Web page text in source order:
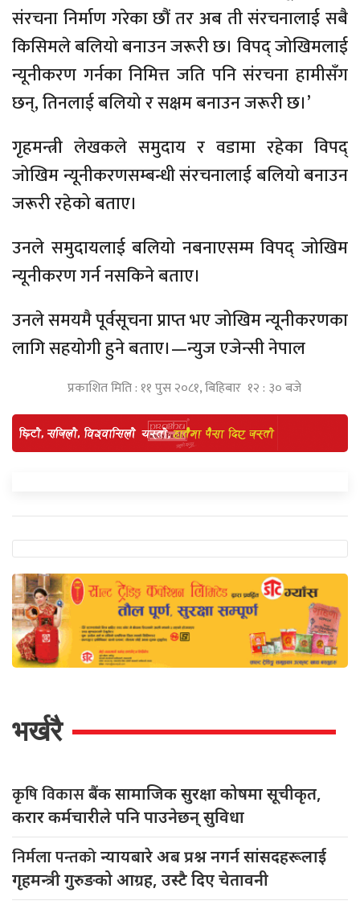
संरचना निर्माण गरेका छौं तर अब ती संरचनालाई सबै
किसिमले बलियो बनाउन जरूरी छ। विपद् जोखिमलाई
न्यूनीकरण गर्नका निमित्त जति पनि संरचना हामीसँग
छन्, तिनलाई बलियो र सक्षम बनाउन जरूरी छ।’
गृहमन्त्री लेखकले समुदाय र वडामा रहेका विपद्
जोखिम न्यूनीकरणसम्बन्धी संरचनालाई बलियो बनाउन
जरूरी रहेको बताए।
उनले समुदायलाई बलियो नबनाएसम्म विपद् जोखिम
न्यूनीकरण गर्न नसकिने बताए।
उनले समयमै पूर्वसूचना प्राप्त भए जोखिम न्यूनीकरणका
लागि सहयोगी हुने बताए।—न्युज एजेन्सी नेपाल
प्रकाशित मिति : ११ पुस २०८१, बिहिबार १२ : ३० बजे
भर्खरै
कृषि विकासबैंक सामाजिक सुरक्षा कोषमा सूचीकृत,
करार कर्मचारीले पनि पाउनेछन् सुविधा
निर्मला पन्तकोन्यायबारे अब प्रश्न नगर्न सांसदहरूलाई
गृहमन्त्री गुरुङको आग्रह, उस्टै दिए चेतावनी